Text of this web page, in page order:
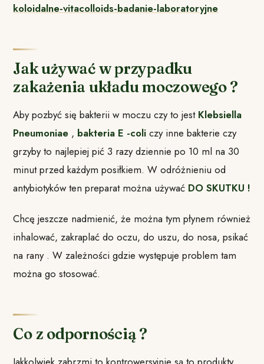
koloidalne-vitacolloids-badanie-laboratoryjne
Jak używać w przypadku
zakażenia układu moczowego ?
Aby pozbyć się bakterii w moczu czy to jest Klebsiella
Pneumoniae , bakteria E -coli czy inne bakterie czy
grzyby to najlepiej pić 3 razy dziennie po 10 ml na 30
minut przed każdym posiłkiem. W odróżnieniu od
antybiotyków ten preparat można używać DO SKUTKU !
Chcę jeszcze nadmienić, że można tym płynem również
inhalować, zakraplać do oczu, do uszu, do nosa, psikać
na rany . W zależności gdzie występuje problem tam
można go stosować.
Co z odpornością ?